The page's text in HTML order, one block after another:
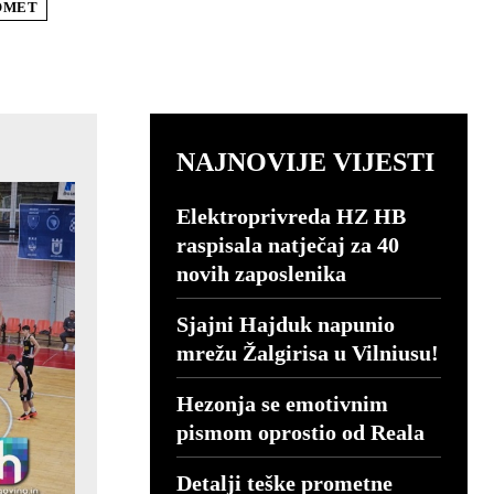
NAJNOVIJE VIJESTI
Elektroprivreda HZ HB
raspisala natječaj za 40
novih zaposlenika
Sjajni Hajduk napunio
mrežu Žalgirisa u Vilniusu!
Hezonja se emotivnim
pismom oprostio od Reala
Detalji teške prometne